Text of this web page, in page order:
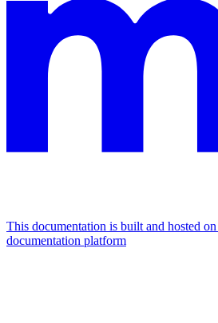
This documentation is built and hosted
documentation platform